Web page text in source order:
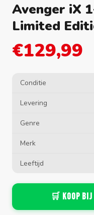
Avenger iX
Limited
€129,99
Conditie
Levering
Genre
Merk
Leeftijd
🛒 Koop bij